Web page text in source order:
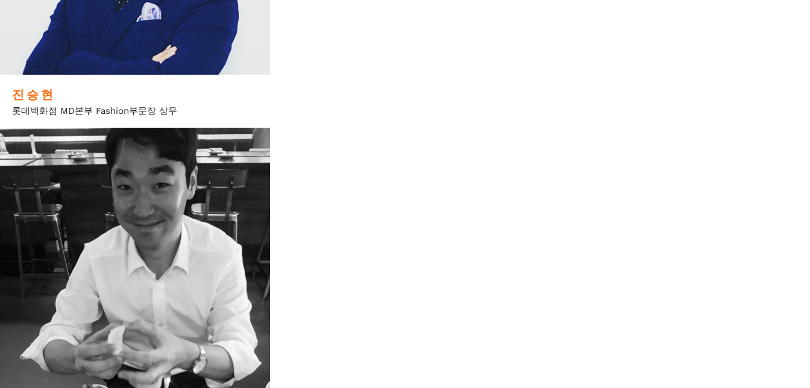
진 승 현
롯데백화점 MD본부 Fashion부문장 상무